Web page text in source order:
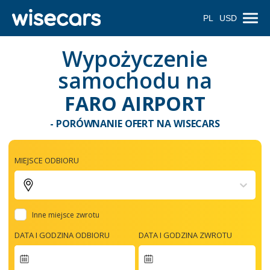
PL USD
Wypożyczenie
samochodu na
FARO AIRPORT
- PORÓWNANIE OFERT NA WISECARS
MIEJSCE ODBIORU
Inne miejsce zwrotu
DATA I GODZINA ODBIORU DATA I GODZINA ZWROTU